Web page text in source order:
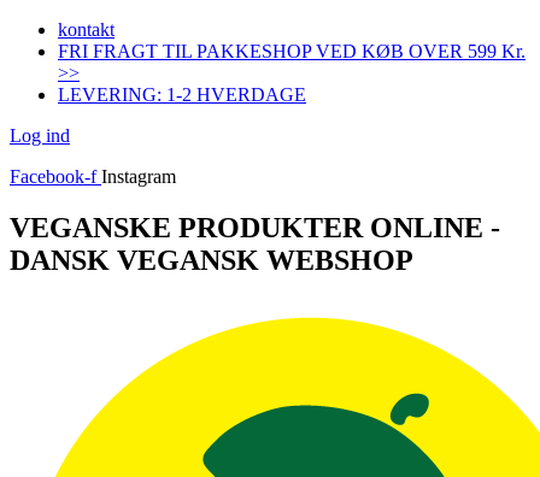
Videre
indhold
kontakt
FRI FRAGT TIL PAKKESHOP VED KØB OVER 599 Kr.
>>
LEVERING: 1-2 HVERDAGE
Log ind
Facebook-f Instagram
VEGANSKE PRODUKTER ONLINE -
DANSK VEGANSK WEBSHOP